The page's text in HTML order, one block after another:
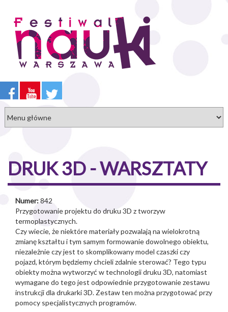
treści
DRUK 3D - WARSZTATY
Numer:842
Przygotowanie projektu do druku 3D z tworzyw
termoplastycznych.
Czy wiecie, że niektóre materiały pozwalają na wielokrotną
zmianę kształtu i tym samym formowanie dowolnego obiektu,
niezależnie czy jest to skomplikowany model czaszki czy
pojazd, którym będziemy chcieli zdalnie sterować? Tego typu
obiekty można wytworzyć w technologii druku 3D, natomiast
wymagane do tego jest odpowiednie przygotowanie zestawu
instrukcji dla drukarki 3D. Zestaw ten można przygotować przy
pomocy specjalistycznych programów.